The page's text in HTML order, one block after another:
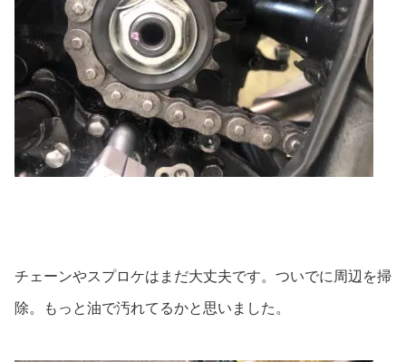
チェーンやスプロケはまだ大丈夫です。ついでに周辺を掃
除。もっと油で汚れてるかと思いました。